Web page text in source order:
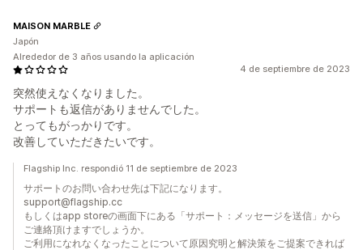
4 de septiembre de 2023
突然使えなくなりました。
サポートも返信がありませんでした。
とってもがっかりです。
改善していただきたいです。
MAISON MARBLE
Japón
Alrededor de 3 años usando la aplicación
Flagship Inc. respondió 11 de septiembre de 2023
サポートのお問い合わせ先は下記になります。
support@flagship.cc
もしくはapp storeの画面下にある「サポート：メッセージを送信」から
ご連絡頂けますでしょうか。
ご利用になれなくなったことについて原因究明と解決策をご提案できれば